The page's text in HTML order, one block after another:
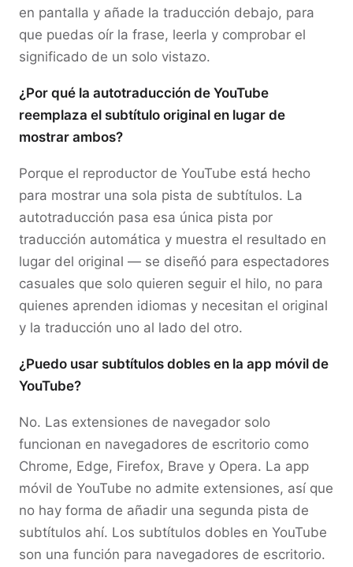
en pantalla y añade la traducción debajo, para
que puedas oír la frase, leerla y comprobar el
significado de un solo vistazo.
¿Por qué la autotraducción de YouTube
reemplaza el subtítulo original en lugar de
mostrar ambos?
Porque el reproductor de YouTube está hecho
para mostrar una sola pista de subtítulos. La
autotraducción pasa esa única pista por
traducción automática y muestra el resultado en
lugar del original — se diseñó para espectadores
casuales que solo quieren seguir el hilo, no para
quienes aprenden idiomas y necesitan el original
y la traducción uno al lado del otro.
¿Puedo usar subtítulos dobles en la app móvil de
YouTube?
No. Las extensiones de navegador solo
funcionan en navegadores de escritorio como
Chrome, Edge, Firefox, Brave y Opera. La app
móvil de YouTube no admite extensiones, así que
no hay forma de añadir una segunda pista de
subtítulos ahí. Los subtítulos dobles en YouTube
son una función para navegadores de escritorio.